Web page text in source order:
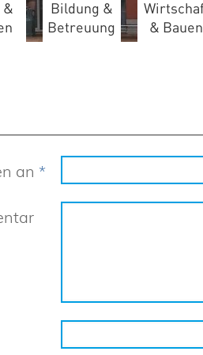
&
Bildung &
Betreuung
& Bauen
an *